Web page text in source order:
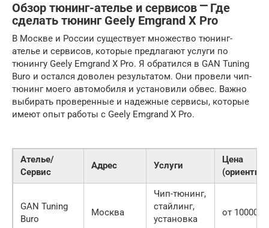
Обзор тюнинг-ателье и сервисов ⎻ Где
сделать тюнинг Geely Emgrand X Pro
В Москве и России существует множество тюнинг-
ателье и сервисов, которые предлагают услуги по
тюнингу Geely Emgrand X Pro. Я обратился в GAN Tuning
Buro и остался доволен результатом. Они провели чип-
тюнинг моего автомобиля и установили обвес. Важно
выбирать проверенные и надежные сервисы, которые
имеют опыт работы с Geely Emgrand X Pro.
Ателье/
Сервис
Адрес Услуги
Цена
GAN Tuning
Buro
Москва
Чип-тюнинг,
стайлинг,
установка
от 10000